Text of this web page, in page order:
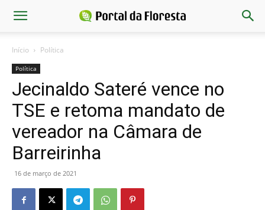
Início Política
Política
Jecinaldo Sateré vence no
TSE e retoma mandato de
vereador na Câmara de
Barreirinha
16 de março de 2021